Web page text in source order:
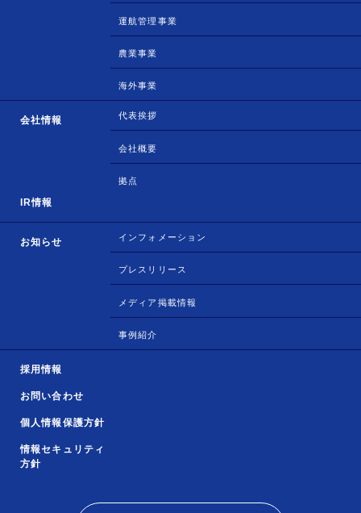
運航管理事業
農業事業
海外事業
会社情報 代表挨拶
会社概要
拠点
IR情報
お知らせ インフォメーション
プレスリリース
メディア掲載情報
事例紹介
採用情報
お問い合わせ
個人情報保護方針
情報セキュリティ
方針